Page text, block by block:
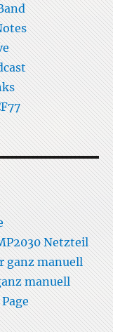
Netzteil
ganz manuell
manuell